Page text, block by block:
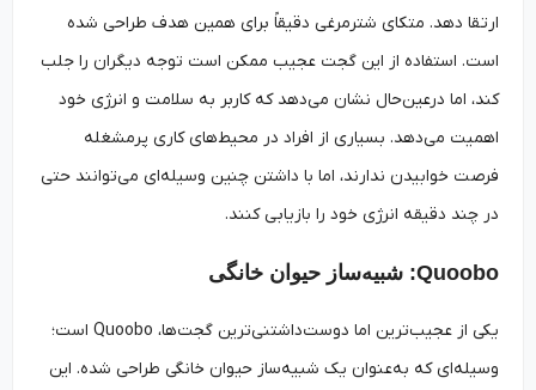
ارتقا دهد. متکای شترمرغی دقیقاً برای همین هدف طراحی شده
است. استفاده از این گجت عجیب ممکن است توجه دیگران را جلب
کند، اما درعین‌حال نشان می‌دهد که کاربر به سلامت و انرژی خود
اهمیت می‌دهد. بسیاری از افراد در محیط‌های کاری پرمشغله
فرصت خوابیدن ندارند، اما با داشتن چنین وسیله‌ای می‌توانند حتی
در چند دقیقه انرژی خود را بازیابی کنند.
Quoobo: شبیه‌ساز حیوان خانگی
یکی از عجیب‌ترین اما دوست‌داشتنی‌ترین گجت‌ها، Quoobo است؛
وسیله‌ای که به‌عنوان یک شبیه‌ساز حیوان خانگی طراحی شده. این